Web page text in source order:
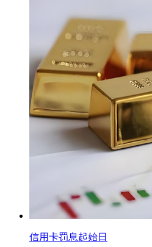
信用卡罚息起始日